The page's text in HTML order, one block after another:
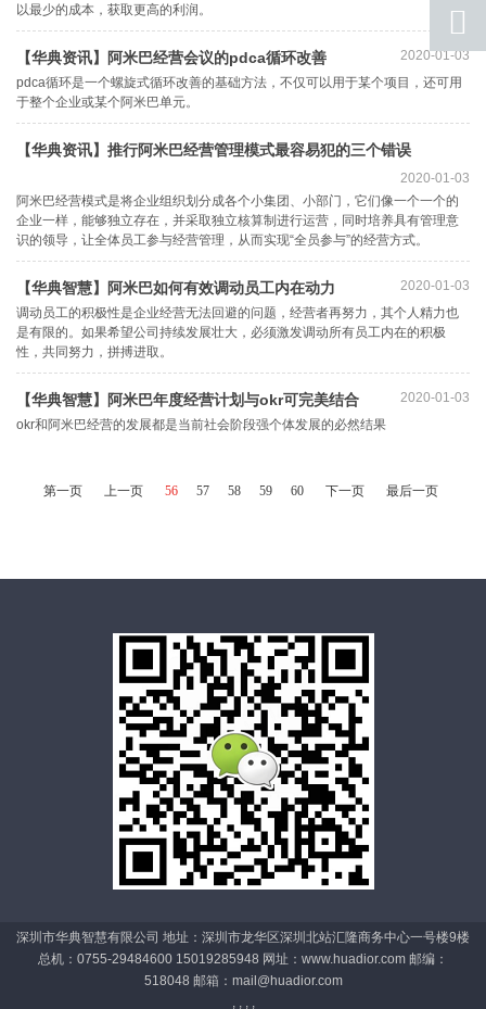
以最少的成本，获取更高的利润。
【华典资讯】阿米巴经营会议的pdca循环改善
2020-01-03
pdca循环是一个螺旋式循环改善的基础方法，不仅可以用于某个项目，还可用
于整个企业或某个阿米巴单元。
【华典资讯】推行阿米巴经营管理模式最容易犯的三个错误
2020-01-03
阿米巴经营模式是将企业组织划分成各个小集团、小部门，它们像一个一个的
企业一样，能够独立存在，并采取独立核算制进行运营，同时培养具有管理意
识的领导，让全体员工参与经营管理，从而实现“全员参与”的经营方式。
【华典智慧】阿米巴如何有效调动员工内在动力
2020-01-03
调动员工的积极性是企业经营无法回避的问题，经营者再努力，其个人精力也
是有限的。如果希望公司持续发展壮大，必须激发调动所有员工内在的积极
性，共同努力，拼搏进取。
【华典智慧】阿米巴年度经营计划与okr可完美结合
2020-01-03
okr和阿米巴经营的发展都是当前社会阶段强个体发展的必然结果
第一页 上一页 56 57 58 59 60 下一页 最后一页
深圳市华典智慧有限公司 地址：深圳市龙华区深圳北站汇隆商务中心一号楼9楼
总机：0755-29484600 15019285948 网址：www.huadior.com 邮编：
518048 邮箱： mail@huadior.com
, , , ,
qq
联系
顶部